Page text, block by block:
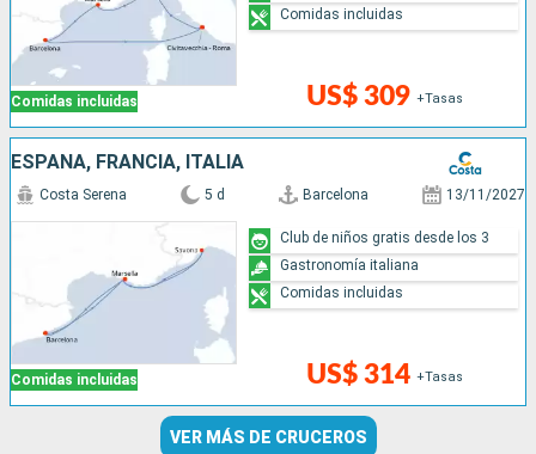
Comidas incluidas US$ 309 +Tasas
Comidas incluidas
ESPAÑA, FRANCIA, ITALIA
Comidas incluidas
Costa Serena 5 d Barcelona 13/11/2027
US$ 314 +Tasas
Club de niños gratis desde los 3
Gastronomía italiana
Comidas incluidas
VER MÁS DE CRUCEROS